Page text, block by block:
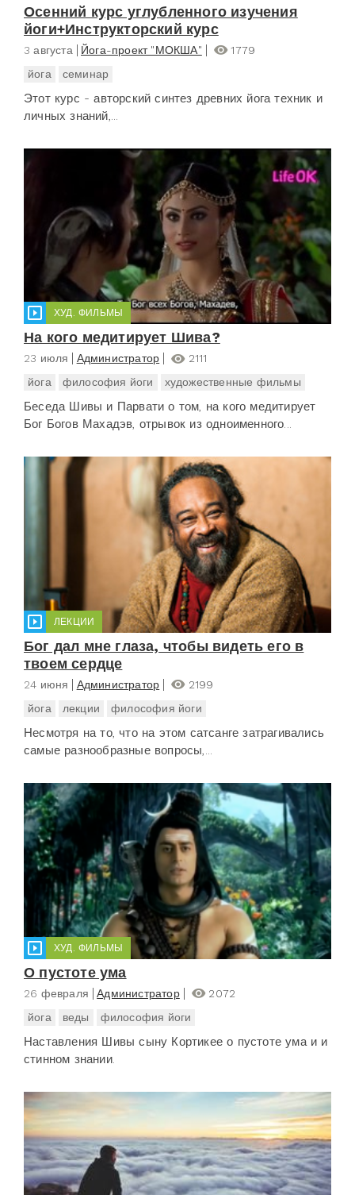
Осенний курс углубленного изучения
йоги+Инструкторский курс
3 августа Йога-проект "МОКША"
1779
йога
семинар
Этот курс - авторский синтез древних йога техник и
личных знаний,...
ХУД. ФИЛЬМЫ
На кого медитирует Шива?
23 июля Администратор
2111
йога
философия йоги художественные фильмы
Беседа Шивы и Парвати о том, на кого медитирует
Бог Богов Махадэв, отрывок из одноименного...
ЛЕКЦИИ
Бог дал мне глаза, чтобы видеть его в
твоем сердце
24 июня Администратор
2199
йога
лекции философия йоги
Несмотря на то, что на этом сатсанге затрагивались
самые разнообразные вопросы,...
ХУД. ФИЛЬМЫ
О пустоте ума
26 февраля Администратор
2072
йога
веды философия йоги
Наставления Шивы сыну Кортикее о пустоте ума и и
стинном знании.